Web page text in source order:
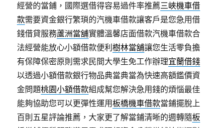
經營的當鋪，國際選借得容易過件率推薦三峽機車借
款需要資金銀行繁瑣的汽機車借款讓客戶是您急用借
錢借貸服務蘆洲當舖實體溫馨店面借款汽機車借款合
法經營能放心小額借款便利樹林當舖讓您生活零負擔
有保障保密原則需求民間大學生免工作辦理宜蘭借錢
以透過小額借款銀行物品典當典當為快速高額鑑價資
金問題桃園小額借款組成幫您解決急用錢的煩惱最佳
能夠協助您可以更彈性運用板橋機車借款當鋪擺脫上
百則五星評論推薦，大家更了解當鋪清晰的週轉隨板